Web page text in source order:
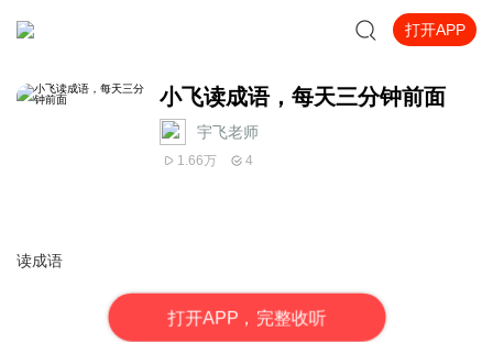
打开APP
小飞读成语，每天三分钟前面
宇飞老师
1.66万 4
读成语
打开APP，完整收听